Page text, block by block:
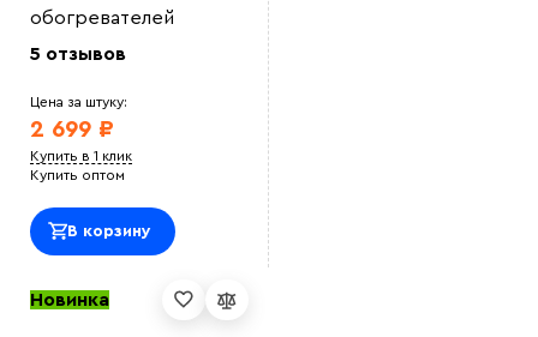
обогревателей
5 отзывов
Цена за штуку:
2 699 ₽
Купить в 1 клик
Купить оптом
В корзину
Новинка